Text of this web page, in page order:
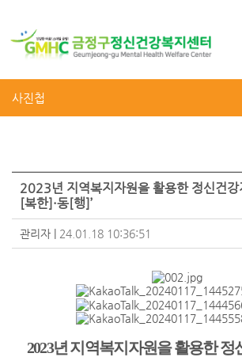
사진첩
2023년 지역복지자원을 활용한 정신건강
[복한]·동[행]’
관리자 24.01.18 10:36:51
2023년 지역복지자원을 활용한 정